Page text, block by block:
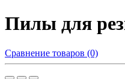
Пилы для
Сравнение товаров (0)